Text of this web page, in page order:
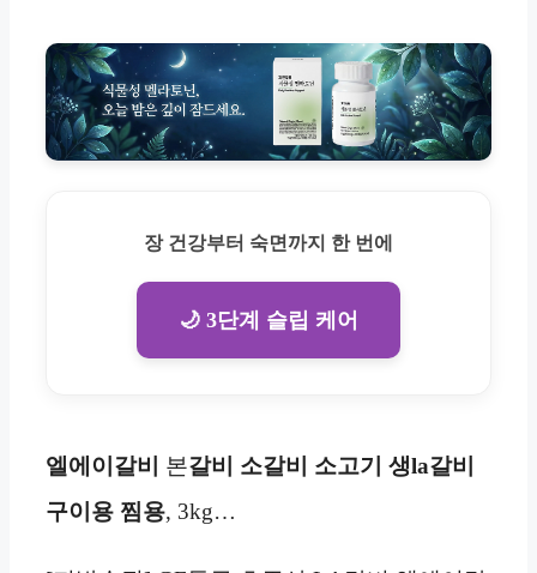
장 건강부터 숙면까지 한 번에
🌙 3단계 슬립 케어
엘에이갈비 본갈비 소갈비 소고기
생la갈비
구이용 찜용, 3kg…